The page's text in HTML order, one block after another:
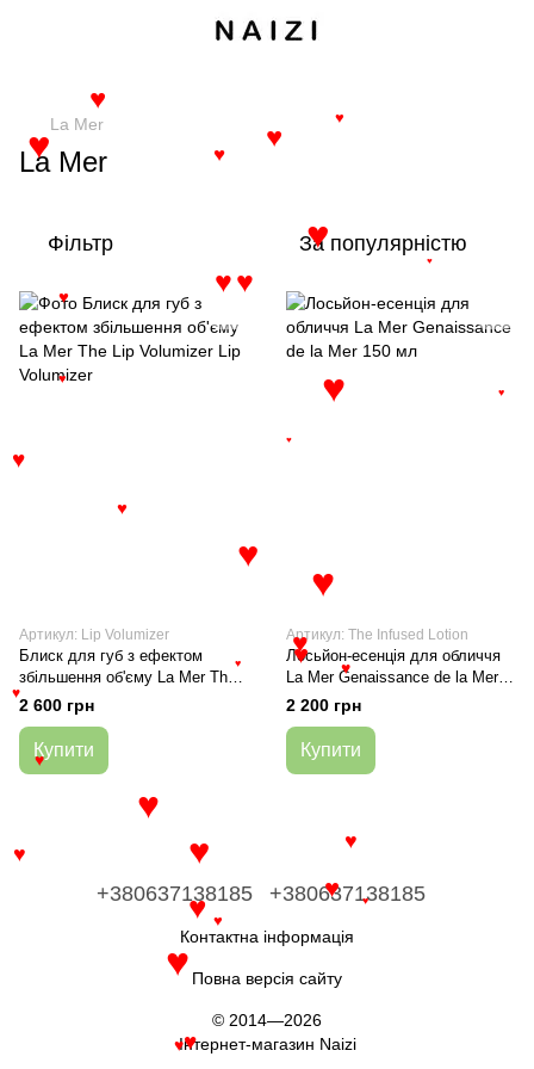
La Mer
La Mer
Фільтр За популярністю
Артикул: Lip Volumizer
Блиск для губ з ефектом
збільшення об'єму La Mer The
Lip Volumizer
2 600 грн
Купити
Артикул: The Infused Lotion
Лосьйон-есенція для обличчя
La Mer Genaissance de la Mer
150 мл
2 200 грн
Купити
+380637138185 +380637138185
Контактна інформація
Повна версія сайту
© 2014—2026
Інтернет-магазин Naizi
♥
♥
♥
♥
♥
♥
♥
♥
♥
♥
♥
♥
♥
♥
♥
♥
♥
♥
♥
♥
♥
♥
♥
♥
♥
♥
♥
♥
♥
♥
♥
♥
♥
♥
♥